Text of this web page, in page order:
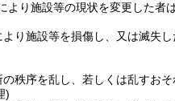
より施設等の現状を変更した者
り施設等を損傷し、又は滅失し
秩序を乱し、若しくは乱すお
)